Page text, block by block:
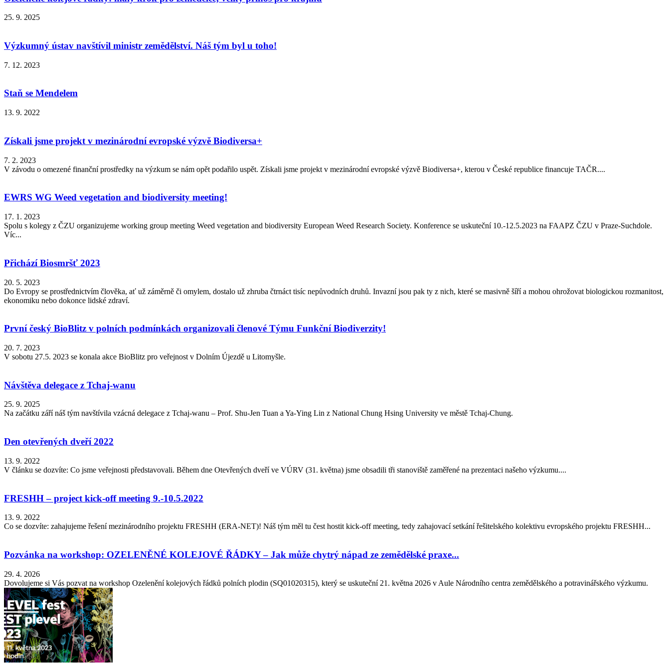
25. 9. 2025
Výzkumný ústav navštívil ministr zemědělství. Náš tým byl u toho!
7. 12. 2023
Staň se Mendelem
13. 9. 2022
Získali jsme projekt v mezinárodní evropské výzvě Biodiversa+
7. 2. 2023
V závodu o omezené finanční prostředky na výzkum se nám opět podařilo uspět. Získali jsme projekt v mezinárodní evropské výzvě Biodiversa+, kterou v České republice financuje TAČR....
EWRS WG Weed vegetation and biodiversity meeting!
17. 1. 2023
Spolu s kolegy z ČZU organizujeme working group meeting Weed vegetation and biodiversity European Weed Research Society. Konference se uskuteční 10.-12.5.2023 na FAAPZ ČZU v Praze-Suchdole.
Víc...
Přichází Biosmršť 2023
20. 5. 2023
Do Evropy se prostřednictvím člověka, ať už záměrně či omylem, dostalo už zhruba čtrnáct tisíc nepůvodních druhů. Invazní jsou pak ty z nich, které se masivně šíří a mohou ohrožovat biologickou rozmanitost,
ekonomiku nebo dokonce lidské zdraví.
První český BioBlitz v polních podmínkách organizovali členové Týmu Funkční Biodiverzity!
20. 7. 2023
V sobotu 27.5. 2023 se konala akce BioBlitz pro veřejnost v Dolním Újezdě u Litomyšle.
Návštěva delegace z Tchaj-wanu
25. 9. 2025
Na začátku září náš tým navštívila vzácná delegace z Tchaj-wanu – Prof. Shu-Jen Tuan a Ya-Ying Lin z National Chung Hsing University ve městě Tchaj-Chung.
Den otevřených dveří 2022
13. 9. 2022
V článku se dozvíte: Co jsme veřejnosti představovali. Během dne Otevřených dveří ve VÚRV (31. května) jsme obsadili tři stanoviště zaměřené na prezentaci našeho výzkumu....
FRESHH – project kick-off meeting 9.-10.5.2022
13. 9. 2022
Co se dozvíte: zahajujeme řešení mezinárodního projektu FRESHH (ERA-NET)! Náš tým měl tu čest hostit kick-off meeting, tedy zahajovací setkání řešitelského kolektivu evropského projektu FRESHH...
Pozvánka na workshop: OZELENĚNÉ KOLEJOVÉ ŘÁDKY – Jak může chytrý nápad ze zemědělské praxe...
29. 4. 2026
Dovolujeme si Vás pozvat na workshop Ozelenění kolejových řádků polních plodin (SQ01020315), který se uskuteční 21. května 2026 v Aule Národního centra zemědělského a potravinářského výzkumu.